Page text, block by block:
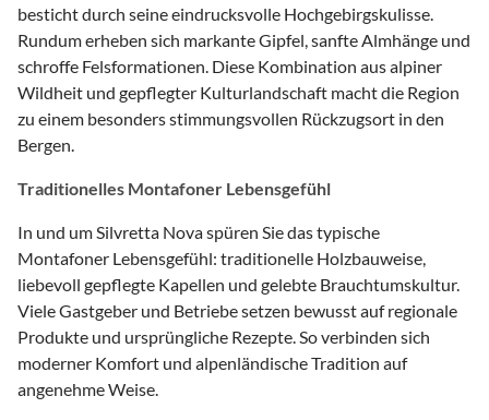
besticht durch seine eindrucksvolle Hochgebirgskulisse.
Rundum erheben sich markante Gipfel, sanfte Almhänge und
schroffe Felsformationen. Diese Kombination aus alpiner
Wildheit und gepflegter Kulturlandschaft macht die Region
zu einem besonders stimmungsvollen Rückzugsort in den
Bergen.
Traditionelles Montafoner Lebensgefühl
In und um Silvretta Nova spüren Sie das typische
Montafoner Lebensgefühl: traditionelle Holzbauweise,
liebevoll gepflegte Kapellen und gelebte Brauchtumskultur.
Viele Gastgeber und Betriebe setzen bewusst auf regionale
Produkte und ursprüngliche Rezepte. So verbinden sich
moderner Komfort und alpenländische Tradition auf
angenehme Weise.